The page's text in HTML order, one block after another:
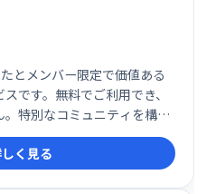
とメンバー限定で価値ある
です。無料でご利用でき、
特別なコミュニティを構築
い方におすすめです。
く見る